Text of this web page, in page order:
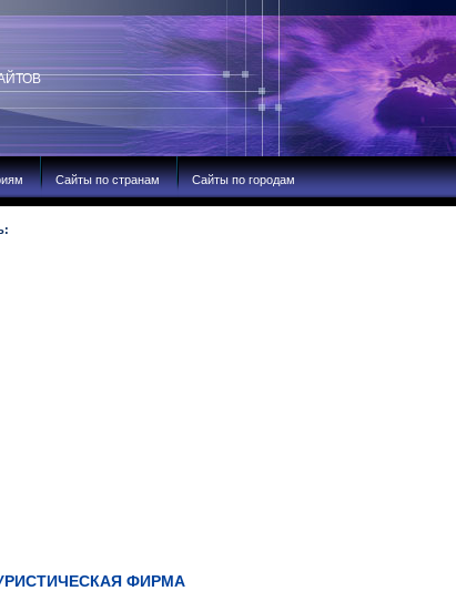
Сайты по странам Сайты по городам
ФИРМА